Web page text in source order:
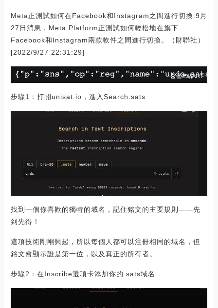
Meta正測試如何在Facebook和Instagram之間進行切換:9月
27日消息，Meta Platform正測試如何輕松地在旗下
Facebook和Instagram兩款軟件之間進行切換。（財聯社）
[2022/9/27 22:31:29]
步驟1：打開unisat.io，進入Search.sats
找到一個你喜歡的獨特的域名，記住銘文的主要規則——先
到先得！
這項技術剛剛興起，所以每個人都可以注冊相同的域名，但
銘文會顯示誰是第一位，以及真正的所有者。
步驟2：在Inscribe選項卡添加你的.sats域名